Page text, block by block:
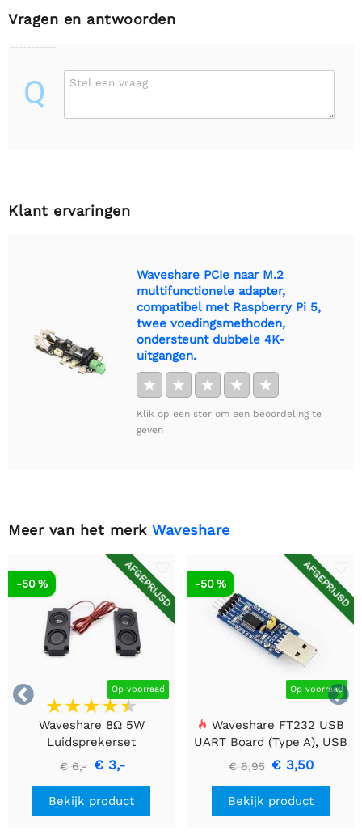
Vragen en antwoorden
Q Stel een vraag
Klant ervaringen
Waveshare PCIe naar M.2
multifunctionele adapter,
compatibel met Raspberry Pi 5,
twee voedingsmethoden,
ondersteunt dubbele 4K-
uitgangen.
★ ★ ★ ★ ★
Klik op een ster om een beoordeling te
geven
Meer van het merk Waveshare


AFGEPRIJSD
Op voorraad
-50 %
Waveshare 8Ω 5W
Luidsprekerset
€ 6,- € 3,-
Bekijk product
AFGEPRIJSD
Op voorraad
-50 %
Waveshare FT232 USB
UART Board (Type A), USB
naar TTL (UART)
Communicatiemodule
€ 6,95 € 3,50
Bekijk product